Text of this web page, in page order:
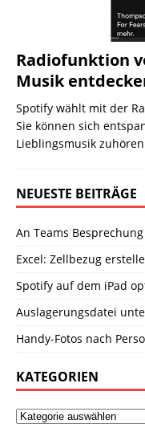
Radiofunktion
Musik
Spotify wählt mit der
Sie können sich
Lieblingsmusik
NEUESTE BEITRÄGE
An Teams
Excel: Zellbezug
Spotify auf dem iPad
Auslagerungsdatei
Handy-Fotos nach
KATEGORIEN